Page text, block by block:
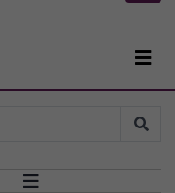

